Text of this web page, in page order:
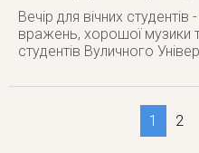
Вечір для вічних
вражень, хорошої музики
студентів Вуличного
1 2